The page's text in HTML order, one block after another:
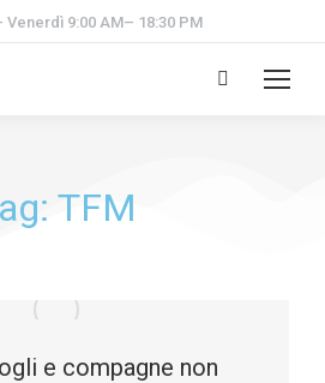
Venerdì 9:00 AM– 18:30 PM
TFM
e compagne non